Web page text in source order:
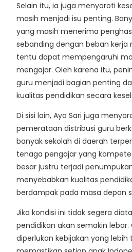
Selain itu, ia juga menyoroti
masih menjadi isu penting.
yang masih menerima
sebanding dengan beban kerja
tentu dapat mempengaruhi
mengajar. Oleh karena itu,
guru menjadi bagian penting
kualitas pendidikan secara
Di sisi lain, Aya Sari juga
pemerataan distribusi guru
banyak sekolah di daerah
tenaga pengajar yang
besar justru terjadi
menyebabkan kualitas
berdampak pada masa depan
Jika kondisi ini tidak segera
pendidikan akan semakin lebar.
diperlukan kebijakan yang